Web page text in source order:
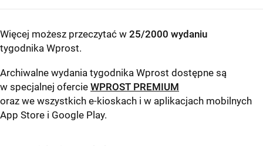
Więcej możesz przeczytać w 25/2000 wydaniu
tygodnika Wprost.
Archiwalne wydania tygodnika Wprost dostępne są
w specjalnej ofercie WPROST PREMIUM
oraz we wszystkich e-kioskach i w aplikacjach mobilnych
App Store i Google Play.